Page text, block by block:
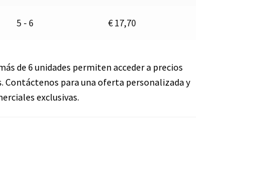
5 - 6 € 17,70
de 6 unidades permiten acceder a precios
para una oferta personalizada y
exclusivas.